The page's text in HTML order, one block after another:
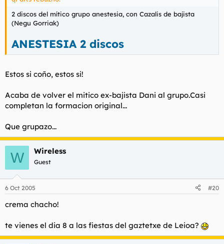
2 discos del mítico grupo anestesia, con Cazalis de bajista
(Negu Gorriak)
ANESTESIA 2 discos
Estos si coño, estos si!
Acaba de volver el mitico ex-bajista Dani al grupo.Casi
completan la formacion original...
Que grupazo...
W Wireless
Guest
6 Oct 2005 #20
crema chacho!
te vienes el dia 8 a las fiestas del gaztetxe de Leioa?